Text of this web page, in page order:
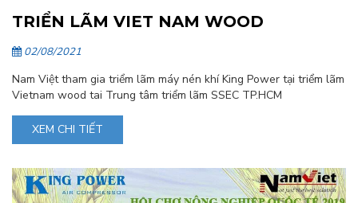
TRIỂN LÃM VIET NAM WOOD
02/08/2021
Nam Việt tham gia triểm lãm máy nén khí King Power tại triểm lãm
Vietnam wood tai Trung tâm triểm lãm SSEC TP.HCM
XEM CHI TIẾT